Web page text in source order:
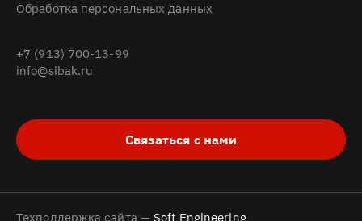
Обработка персональных данных
+7 (913) 700-13-99
info@sibak.ru
Связаться с нами
Техподдержка сайта —Soft Engineering